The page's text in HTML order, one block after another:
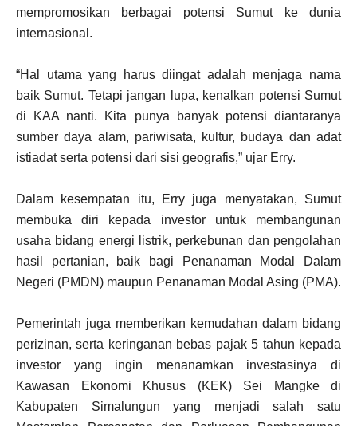
mempromosikan berbagai potensi Sumut ke dunia
internasional.
“Hal utama yang harus diingat adalah menjaga nama
baik Sumut. Tetapi jangan lupa, kenalkan potensi Sumut
di KAA nanti. Kita punya banyak potensi diantaranya
sumber daya alam, pariwisata, kultur, budaya dan adat
istiadat serta potensi dari sisi geografis,” ujar Erry.
Dalam kesempatan itu, Erry juga menyatakan, Sumut
membuka diri kepada investor untuk membangunan
usaha bidang energi listrik, perkebunan dan pengolahan
hasil pertanian, baik bagi Penanaman Modal Dalam
Negeri (PMDN) maupun Penanaman Modal Asing (PMA).
Pemerintah juga memberikan kemudahan dalam bidang
perizinan, serta keringanan bebas pajak 5 tahun kepada
investor yang ingin menanamkan investasinya di
Kawasan Ekonomi Khusus (KEK) Sei Mangke di
Kabupaten Simalungun yang menjadi salah satu